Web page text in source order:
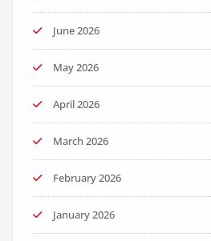
June 2026
May 2026
April 2026
March 2026
February 2026
January 2026